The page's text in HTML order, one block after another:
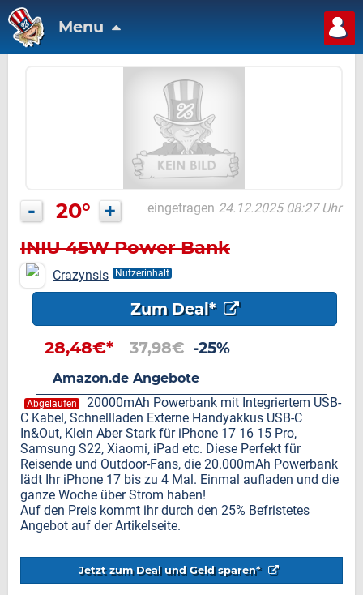
Menu
- 20° + eingetragen 24.12.2025 08:27 Uhr
INIU 45W Power Bank
Crazynsis Nutzerinhalt
Zum Deal*
28,48€* 37,98€ -25%
Amazon.de Angebote
Abgelaufen
20000mAh Powerbank mit Integriertem USB-
C Kabel, Schnellladen Externe Handyakkus USB-C
In&Out, Klein Aber Stark für iPhone 17 16 15 Pro,
Samsung S22, Xiaomi, iPad etc. Diese Perfekt für
Reisende und Outdoor-Fans, die 20.000mAh Powerbank
lädt Ihr iPhone 17 bis zu 4 Mal. Einmal aufladen und die
ganze Woche über Strom haben!
Auf den Preis kommt ihr durch den 25% Befristetes
Angebot auf der Artikelseite.
Jetzt zum Deal und Geld sparen*